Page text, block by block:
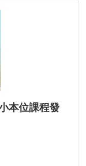
本位課程發